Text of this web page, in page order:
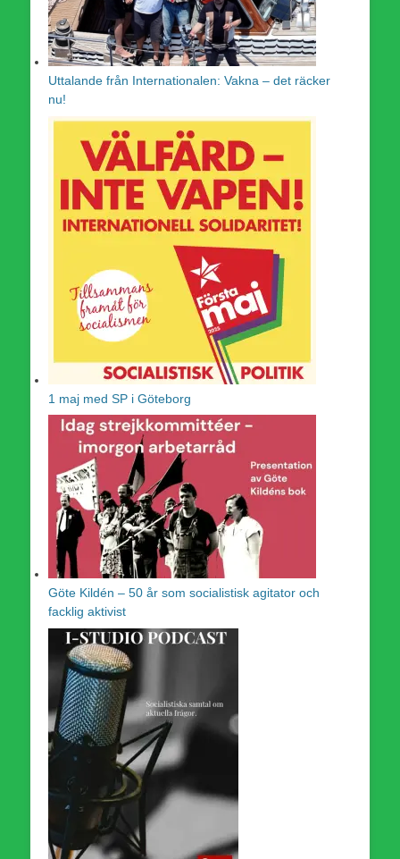
Uttalande från Internationalen: Vakna – det räcker
nu!
1 maj med SP i Göteborg
Göte Kildén – 50 år som socialistisk agitator och
facklig aktivist